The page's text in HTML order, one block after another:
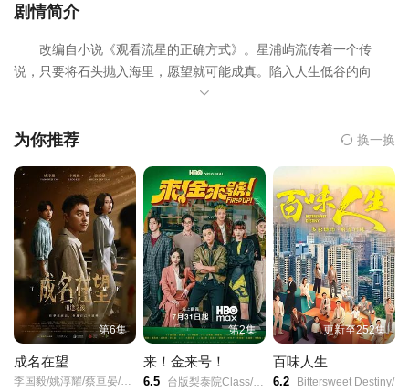
第07集
第10集 第11集 第12集
剧情简介
改编自小说《观看流星的正确方式》。星浦屿流传着一个传
说，只要将石头抛入海里，愿望就可能成真。陷入人生低谷的向
永，在绝望中许下「想消失」的愿望，隔天醒来竟成为另一个人
重新面对人生。旧友兼暗恋对象皓维回到岛上，意外从小右身上感
愿望，渔工小海开始热烈追求他。当流星再次划破夜空，他们必须
在现实与奇迹之间，做出无法回头的决定。
为你推荐 换一换
第6集
成名在望
李国毅/姚淳耀/蔡亘晏/黄迪扬/黄采仪/龙天翔/乔瑟夫/
第2集
来！金来号！
6.5 台版梨泰院Class/Fired Up/
更新至252集
百味人生
6.2 Bittersweet Destiny/